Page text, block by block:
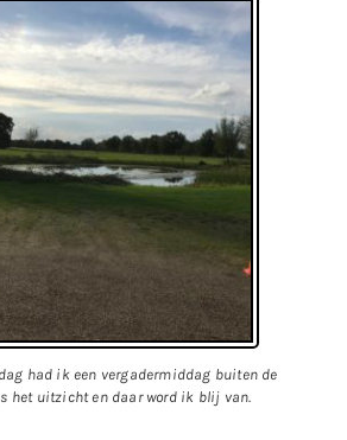
had ik een vergadermiddag buiten de
het uitzicht en daar word ik blij van.